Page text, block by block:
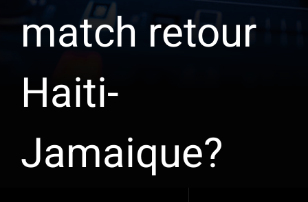
match retour
Haiti-
Jamaique?